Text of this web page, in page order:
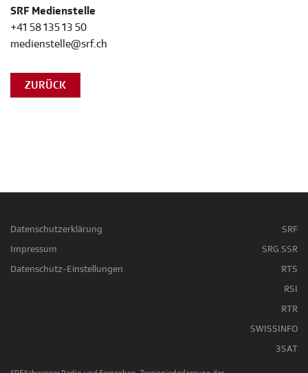
SRF Medienstelle
+41 58 135 13 50
medienstelle@srf.ch
ZURÜCK
Datenschutzerklärung
Impressum
Datenschutz-Einstellungen
SRF
SRG SSR
RTS
RSI
RTR
SWISSINFO
3SAT